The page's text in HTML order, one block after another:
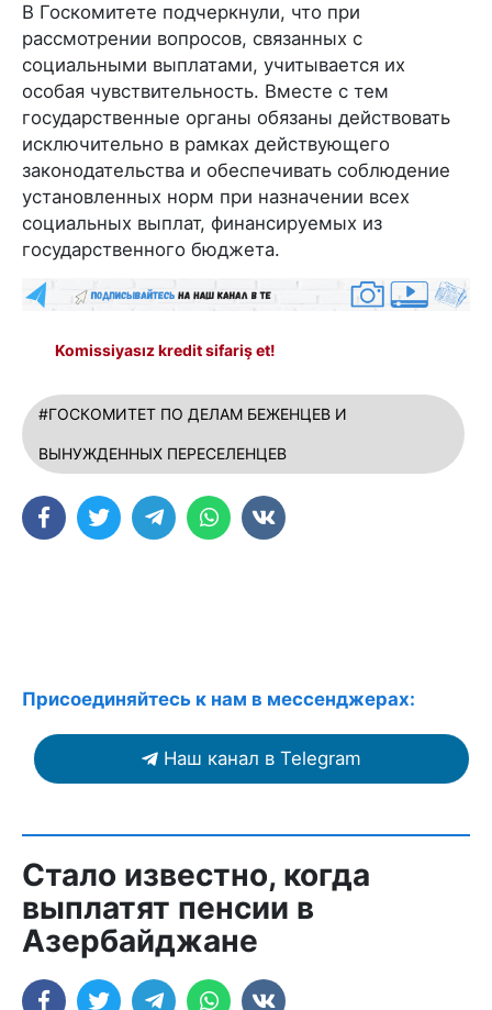
В Госкомитете подчеркнули, что при
рассмотрении вопросов, связанных с
социальными выплатами, учитывается их
особая чувствительность. Вместе с тем
государственные органы обязаны действовать
исключительно в рамках действующего
законодательства и обеспечивать соблюдение
установленных норм при назначении всех
социальных выплат, финансируемых из
государственного бюджета.
Komissiyasız kredit sifariş et!
#ГОСКОМИТЕТ ПО ДЕЛАМ БЕЖЕНЦЕВ И
ВЫНУЖДЕННЫХ ПЕРЕСЕЛЕНЦЕВ
Присоединяйтесь к нам в мессенджерах:
Наш канал в Telegram
Стало известно, когда
выплатят пенсии в
Азербайджане